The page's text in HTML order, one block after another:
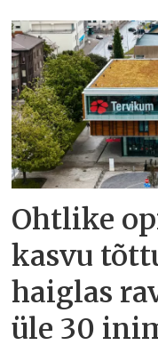
Ohtlike
kasvu
haiglas
üle 30